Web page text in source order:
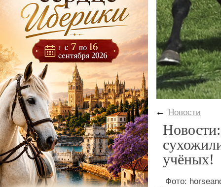
← Новости
учёных!
Фото: